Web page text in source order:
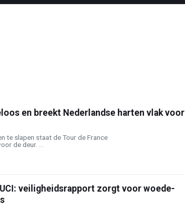
en breekt Nederlandse harten vlak voor
te slapen staat de Tour de France
de deur. ...
veiligheidsrapport zorgt voor woede-